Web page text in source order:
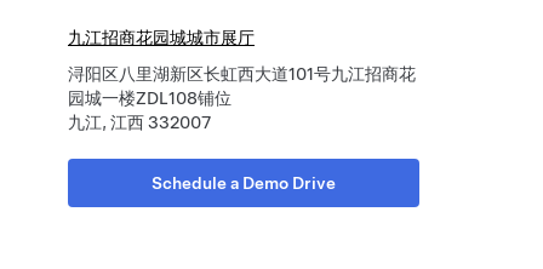
九江招商花园城城市展厅
浔阳区八里湖新区长虹西大道101号九江招商花
园城一楼ZDL108铺位
九江, 江西 332007
Schedule a Demo Drive